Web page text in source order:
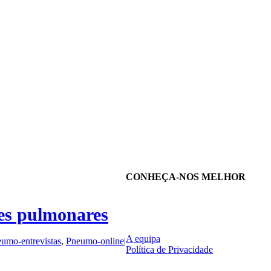
pulmonares
entrevistas, Pneumo-online|
CONHEÇA-NOS MELHOR
A equipa
Política de Privacidade